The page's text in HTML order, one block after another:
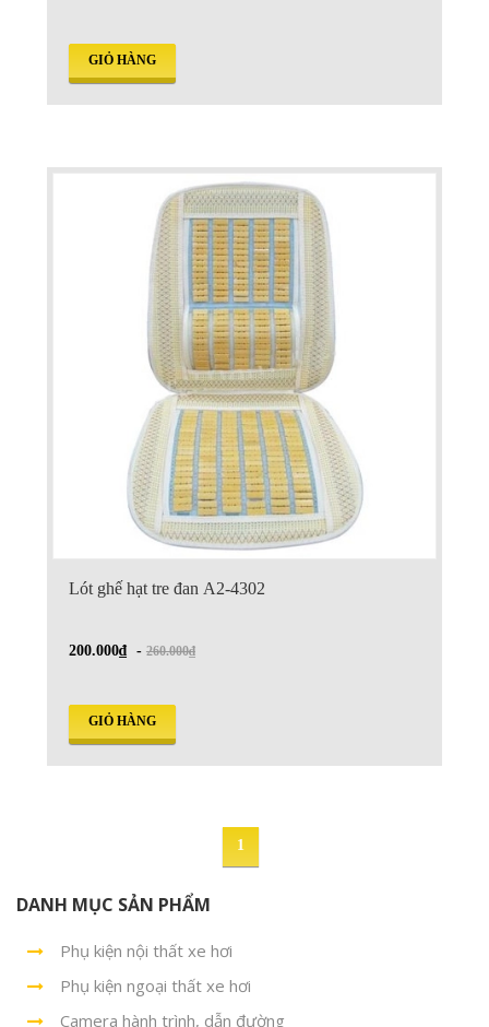
GIỎ HÀNG
Lót ghế hạt tre đan A2-4302
200.000₫ - 260.000₫
GIỎ HÀNG
1
DANH MỤC SẢN PHẨM
Phụ kiện nội thất xe hơi
Phụ kiện ngoại thất xe hơi
Camera hành trình, dẫn đường